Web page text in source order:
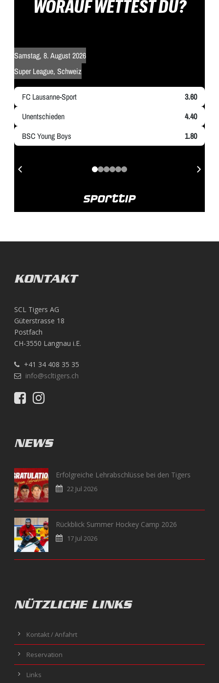
KONTAKT
SCL Tigers AG
Güterstrasse 18
Postfach
CH-3550 Langnau i.E.
+41 34 408 35 35
info@scltigers.ch
NEWS
Erfolgreiche Lehrabschlüsse bei den Tigers
22 Jul 2026
Rückblick Summer Hockey Camp 2026
17 Jul 2026
NÜTZLICHE LINKS
Kontakt / Anfahrt
Reservation
Links